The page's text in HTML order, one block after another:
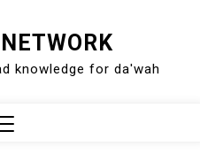
knowledge for da'wah